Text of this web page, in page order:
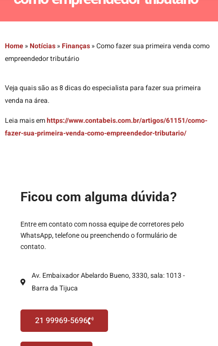
Home»Notícias»Finanças»Como fazer sua primeira venda como
empreendedor tributário
Veja quais são as 8 dicas do especialista para fazer sua primeira
venda na área.
Leia mais emhttps://www.contabeis.com.br/artigos/61151/como-
fazer-sua-primeira-venda-como-empreendedor-tributario/
Ficou com alguma dúvida?
Entre em contato com nossa equipe de corretores pelo
WhatsApp, telefone ou preenchendo o formulário de
contato.
Av. Embaixador Abelardo Bueno, 3330, sala: 1013 -
Barra da Tijuca
21 99969-5696